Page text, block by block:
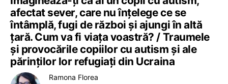
afectat sever, care nu înțelege ce se
întâmplă, fugi de război și ajungi în altă
țară. Cum va fi viața voastră? / Traumele
și provocările copiilor cu autism și ale
părinților lor refugiați din Ucraina
Ramona Florea